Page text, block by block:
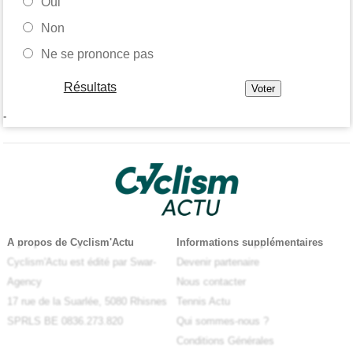
Non
Ne se prononce pas
Résultats
-
A propos de Cyclism'Actu
Cyclism'Actu est édité par Swar-
Agency
17 rue de la Suarlée, 5080 Rhisnes
SPRLS BE 0836.273.820
Informations supplémentaires
Devenir partenaire
Nous contacter
Tennis Actu
Qui sommes-nous ?
Conditions Générales